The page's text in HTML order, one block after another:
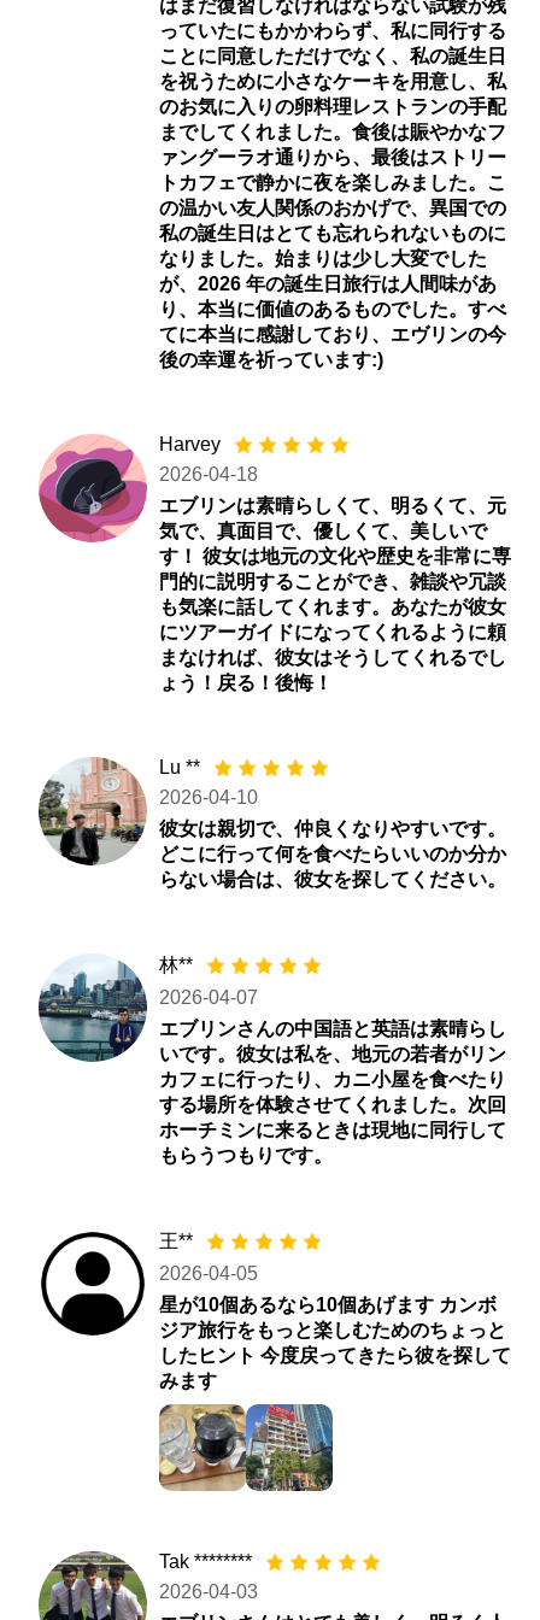
はまだ復習しなければならない試験が残
っていたにもかかわらず、私に同行する
ことに同意しただけでなく、私の誕生日
を祝うために小さなケーキを用意し、私
のお気に入りの卵料理レストランの手配
までしてくれました。食後は賑やかなフ
ァングーラオ通りから、最後はストリー
トカフェで静かに夜を楽しみました。こ
の温かい友人関係のおかげで、異国での
私の誕生日はとても忘れられないものに
なりました。始まりは少し大変でした
が、2026 年の誕生日旅行は人間味があ
り、本当に価値のあるものでした。すべ
てに本当に感謝しており、エヴリンの今
後の幸運を祈っています:)
Harvey
2026-04-18
エブリンは素晴らしくて、明るくて、元
気で、真面目で、優しくて、美しいで
す！ 彼女は地元の文化や歴史を非常に専
門的に説明することができ、雑談や冗談
も気楽に話してくれます。あなたが彼女
にツアーガイドになってくれるように頼
まなければ、彼女はそうしてくれるでし
ょう！戻る！後悔！
Lu **
2026-04-10
彼女は親切で、仲良くなりやすいです。
どこに行って何を食べたらいいのか分か
らない場合は、彼女を探してください。
林**
2026-04-07
エブリンさんの中国語と英語は素晴らし
いです。彼女は私を、地元の若者がリン
カフェに行ったり、カニ小屋を食べたり
する場所を体験させてくれました。次回
ホーチミンに来るときは現地に同行して
もらうつもりです。
王**
2026-04-05
星が10個あるなら10個あげます カンボ
ジア旅行をもっと楽しむためのちょっと
したヒント 今度戻ってきたら彼を探して
みます
Tak ********
2026-04-03